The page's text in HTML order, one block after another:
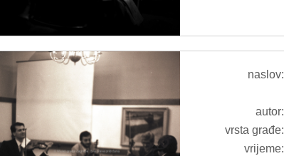
naslov:
autor:
vrsta građe:
vrijeme: